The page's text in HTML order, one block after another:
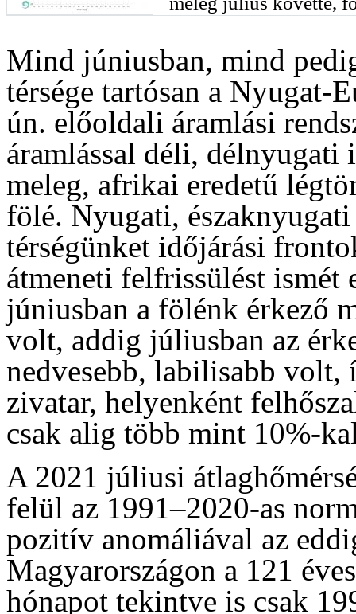
Mind júniusban, mind
térsége tartósan a
ún. előoldali áramlási
áramlással déli,
meleg, afrikai eredetű
fölé. Nyugati,
térségünket időjárási
átmeneti felfrissülést ismét
júniusban a fölénk érkező
volt, addig júliusban az
nedvesebb, labilisabb
zivatar, helyenként
csak alig több mint 10%-
A 2021 júliusi
felül az 1991–2020-as
pozitív anomáliával az
Magyarországon a 121
hónapot tekintve is csak